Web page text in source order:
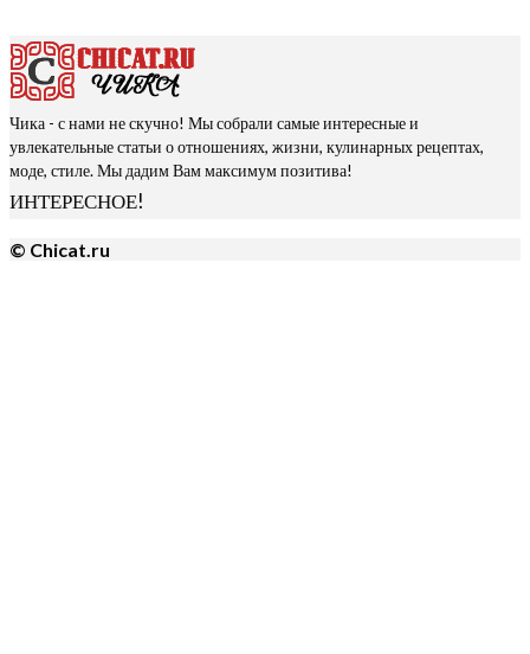
Чика - с нами не скучно! Мы собрали самые интересные и
увлекательные статьи о отношениях, жизни, кулинарных рецептах,
моде, стиле. Мы дадим Вам максимум позитива!
ИНТЕРЕСНОЕ!
© Chicat.ru